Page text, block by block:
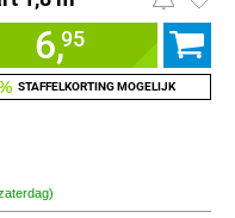
6,95
STAFFELKORTING MOGELIJK